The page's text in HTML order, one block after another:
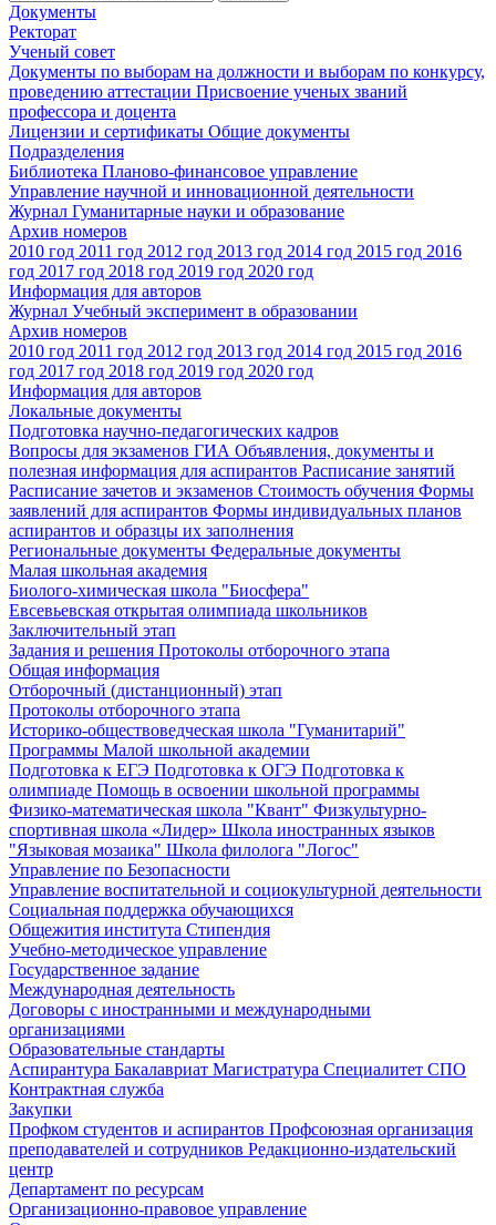
Документы
Ректорат
Ученый совет
Документы по выборам на должности и выборам по конкурсу,
проведению аттестации Присвоение ученых званий
профессора и доцента
Лицензии и сертификаты Общие документы
Подразделения
Библиотека Планово-финансовое управление
Управление научной и инновационной деятельности
Журнал Гуманитарные науки и образование
Архив номеров
2010 год 2011 год 2012 год 2013 год 2014 год 2015 год 2016
год 2017 год 2018 год 2019 год 2020 год
Информация для авторов
Журнал Учебный эксперимент в образовании
Архив номеров
2010 год 2011 год 2012 год 2013 год 2014 год 2015 год 2016
год 2017 год 2018 год 2019 год 2020 год
Информация для авторов
Локальные документы
Подготовка научно-педагогических кадров
Вопросы для экзаменов ГИА Объявления, документы и
полезная информация для аспирантов Расписание занятий
Расписание зачетов и экзаменов Стоимость обучения Формы
заявлений для аспирантов Формы индивидуальных планов
аспирантов и образцы их заполнения
Региональные документы Федеральные документы
Малая школьная академия
Биолого-химическая школа "Биосфера"
Евсевьевская открытая олимпиада школьников
Заключительный этап
Задания и решения Протоколы отборочного этапа
Общая информация
Отборочный (дистанционный) этап
Протоколы отборочного этапа
Историко-обществоведческая школа "Гуманитарий"
Программы Малой школьной академии
Подготовка к ЕГЭ Подготовка к ОГЭ Подготовка к
олимпиаде Помощь в освоении школьной программы
Физико-математическая школа "Квант" Физкультурно-
спортивная школа «Лидер» Школа иностранных языков
"Языковая мозаика" Школа филолога "Логос"
Управление по Безопасности
Управление воспитательной и социокультурной деятельности
Социальная поддержка обучающихся
Общежития института Стипендия
Учебно-методическое управление
Государственное задание
Международная деятельность
Договоры с иностранными и международными
организациями
Образовательные стандарты
Аспирантура Бакалавриат Магистратура Специалитет СПО
Контрактная служба
Закупки
Профком студентов и аспирантов Профсоюзная организация
преподавателей и сотрудников Редакционно-издательский
центр
Департамент по ресурсам
Организационно-правовое управление